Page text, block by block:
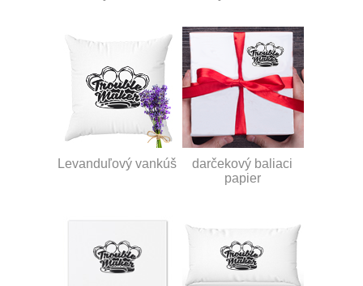
Levanduľový vankúš
darčekový baliaci
papier